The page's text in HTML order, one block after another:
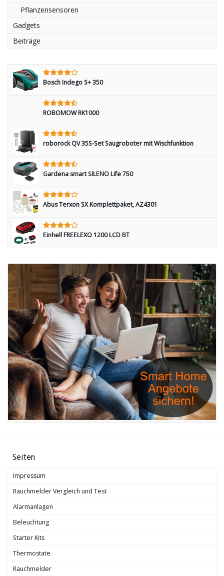
Pflanzensensoren
Gadgets
Beiträge
Bosch Indego S+ 350
ROBOMOW RK1000
roborock QV 35S-Set Saugroboter mit Wischfunktion
Gardena smart SILENO Life 750
Abus Terxon SX Komplettpaket, AZ4301
Einhell FREELEXO 1200 LCD BT
Seiten
Impressum
Rauchmelder Vergleich und Test
Alarmanlagen
Beleuchtung
Starter Kits
Thermostate
Rauchmelder